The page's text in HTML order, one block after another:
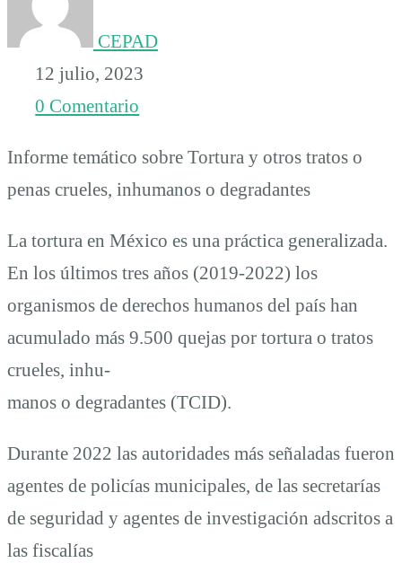
o
degradantes
CEPAD
12 julio, 2023
0 Comentario
Informe temático sobre Tortura y otros tratos o
penas crueles, inhumanos o degradantes
La tortura en México es una práctica generalizada.
En los últimos tres años (2019-2022) los
organismos de derechos humanos del país han
acumulado más 9.500 quejas por tortura o tratos
crueles, inhu-
manos o degradantes (TCID).
Durante 2022 las autoridades más señaladas fueron
agentes de policías municipales, de las secretarías
de seguridad y agentes de investigación adscritos a
las fiscalías